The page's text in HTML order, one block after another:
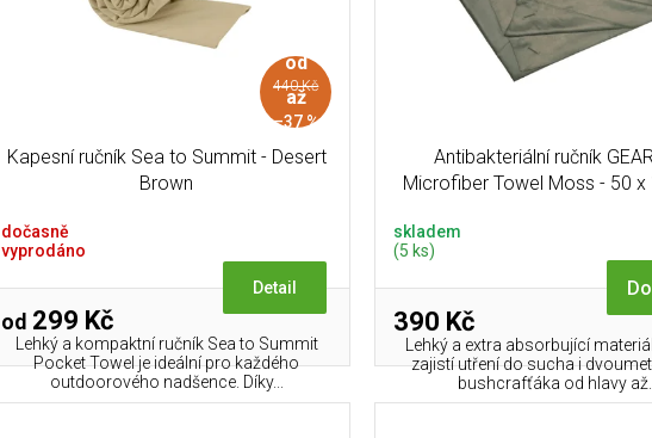
od
440 Kč
až
–37 %
Kapesní ručník Sea to Summit - Desert
Brown
dočasně
vyprodáno
od 299 Kč
Detail
Lehký a kompaktní ručník Sea to Summit
Pocket Towel je ideální pro každého
outdoorového nadšence. Díky...
Antibakteriální ručník
Microfiber Towel Moss - 50 x
skladem
(5 ks)
390 Kč
Lehký a extra absorbující
zajistí utření do sucha i
bushcrafťáka od hlavy